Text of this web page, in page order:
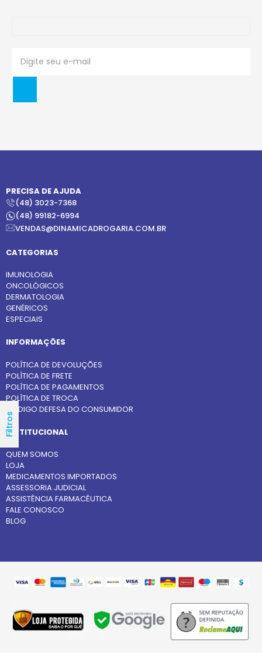
Filtros
PRECISA DE AJUDA
(48) 3023-7368
(48) 99182-6994
VENDAS@DINAMICADROGARIA.COM.BR
CATEGORIAS
IMUNOLOGIA
ONCOLÓGICOS
DERMATOLOGIA
GENÉRICOS
ESPECIAIS
INFORMAÇÕES
POLÍTICA DE DEVOLUÇÕES
POLÍTICA DE FRETE
POLÍTICA DE PAGAMENTOS
POLÍTICA DE TROCA
CÓDIGO DEFESA DO CONSUMIDOR
INSTITUCIONAL
QUEM SOMOS
LOJA
MEDICAMENTOS IMPORTADOS
ASSESSORIA JUDICIAL
ASSISTÊNCIA FARMACÊUTICA
FALE CONOSCO
BLOG